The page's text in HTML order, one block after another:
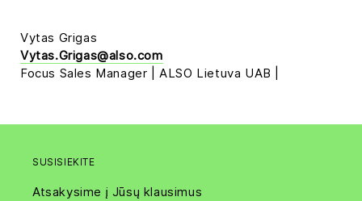
Vytas Grigas
Vytas.Grigas@also.com
Focus Sales Manager | ALSO Lietuva UAB |
SUSISIEKITE
Atsakysime į Jūsų klausimus